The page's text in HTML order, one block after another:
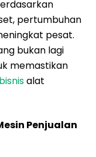
pertumbuhan
pesat.
bukan lagi
memastikan
alat
Penjualan